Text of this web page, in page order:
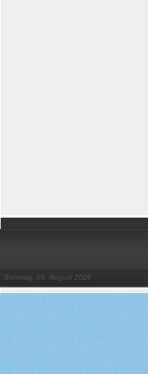
Sonntag, 09. August 2026